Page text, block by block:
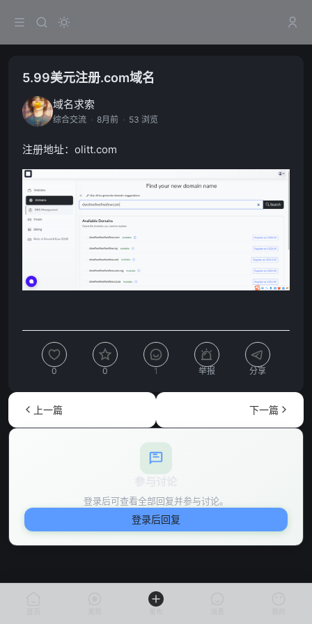
5.99美元注册.com域名
域名求索
综合交流 · 8月前 · 53 浏览
注册地址：olitt.com
0 0 1 举报 分享
上一篇 下一篇
登录后可查看全部回复并参与讨论。
登录后回复